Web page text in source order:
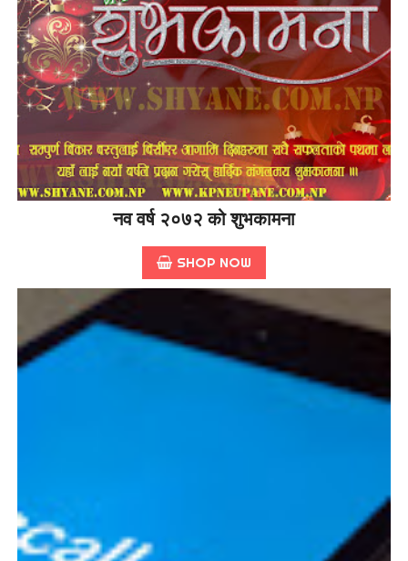
नव वर्ष २०७२ को शुभकामना
SHOP NOW